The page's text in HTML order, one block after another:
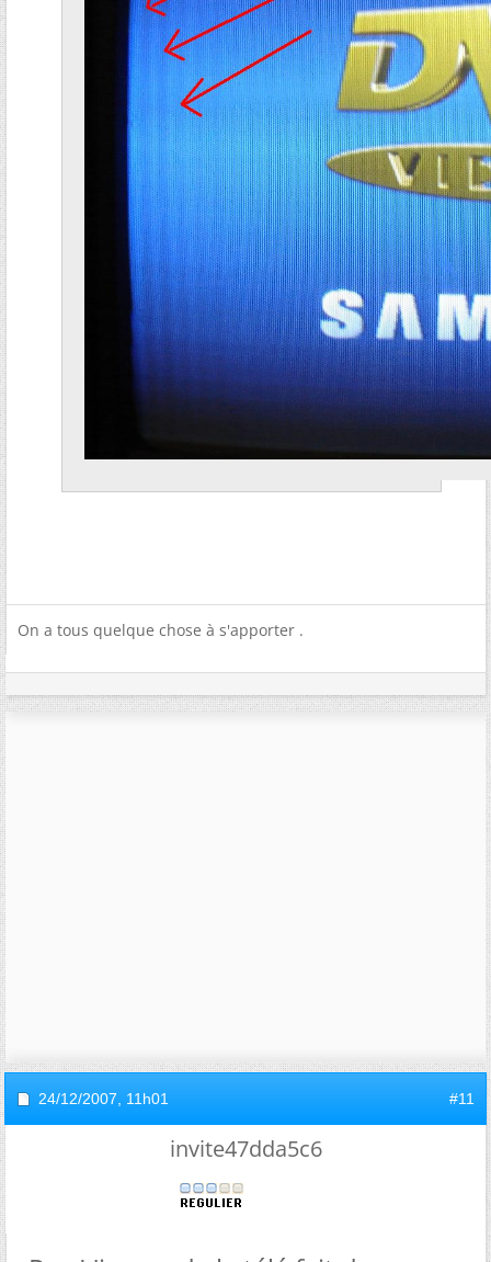
On a tous quelque chose à s'apporter .
24/12/2007, 11h01 #11
invite47dda5c6